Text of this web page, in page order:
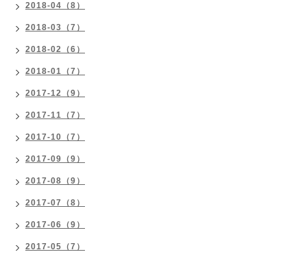
2018-04（8）
2018-03（7）
2018-02（6）
2018-01（7）
2017-12（9）
2017-11（7）
2017-10（7）
2017-09（9）
2017-08（9）
2017-07（8）
2017-06（9）
2017-05（7）